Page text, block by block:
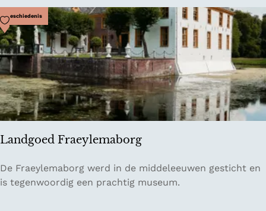
e
v
a
l
j
a
n
G
a
r
m
e
r
w
l
e
Landgoed Fraeylemaborg
L
a
Geschiedenis
Voeg toe als favoriet
De Fraeylemaborg werd in de middeleeuwen gesticht en
is tegenwoordig een prachtig museum.